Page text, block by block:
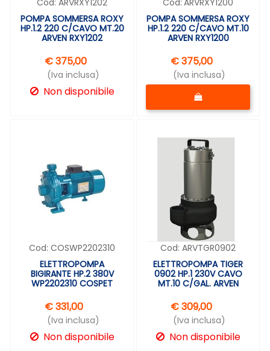
Cod: ARVRXY1202
POMPA SOMMERSA ROXY
HP.1.2 220 C/CAVO MT.20
ARVEN RXY1202
€ 375,00
(Iva inclusa)
Non disponibile
Cod: ARVRXY1200
POMPA SOMMERSA ROXY
HP.1.2 220 C/CAVO MT.10
ARVEN RXY1200
€ 375,00
(Iva inclusa)
Quantità
Cod: COSWP2202310
ELETTROPOMPA
BIGIRANTE HP.2 380V
WP2202310 COSPET
€ 331,00
(Iva inclusa)
Non disponibile
Cod: ARVTGR0902
ELETTROPOMPA TIGER
0902 HP.1 230V CAVO
MT.10 C/GAL. ARVEN
€ 309,00
(Iva inclusa)
Non disponibile